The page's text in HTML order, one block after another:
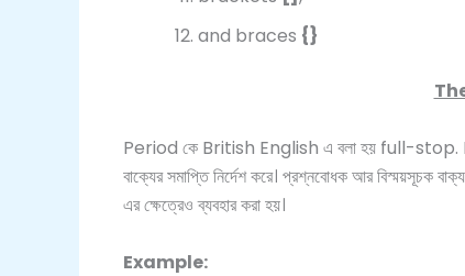
and braces {}
Period কে British English এ বলা হয় full-stop.
বাক্যের সমাপ্তি নির্দেশ করে। প্রশ্নবোধক আর
এর ক্ষেত্রেও ব্যবহার করা হয়।
Example: